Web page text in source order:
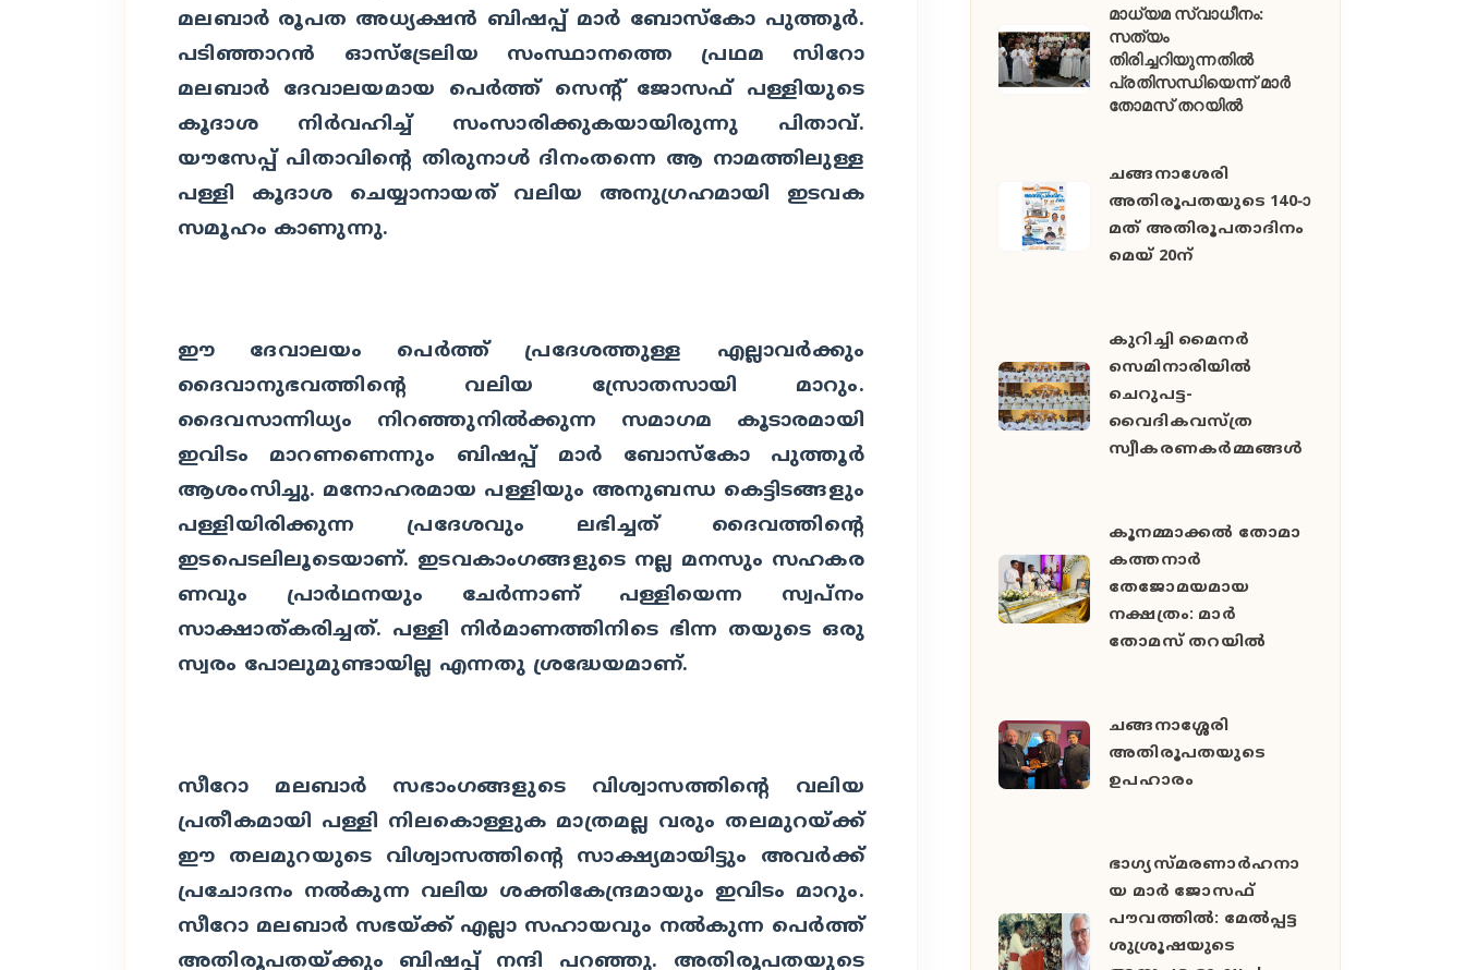
മലബാര്‍ രൂപത അധ്യക്ഷന്‍ ബിഷപ്പ് മാര്‍ ബോസ്‌കോ പുത്തൂര്‍.
പടിഞ്ഞാറന്‍ ഓസ്‌ട്രേലിയ സംസ്ഥാനത്തെ പ്രഥമ സിറോ
മലബാര്‍ ദേവാലയമായ പെര്‍ത്ത് സെന്റ് ജോസഫ് പള്ളിയുടെ
കൂദാശ നിര്‍വഹിച്ച് സംസാരിക്കുകയായിരുന്നു പിതാവ്.
യൗസേപ്പ് പിതാവിന്റെ തിരുനാള്‍ ദിനംതന്നെ ആ നാമത്തിലുള്ള
പള്ളി കൂദാശ ചെയ്യാനായത് വലിയ അനുഗ്രഹമായി ഇടവക
സമൂഹം കാണുന്നു.
ഈ ദേവാലയം പെര്‍ത്ത് പ്രദേശത്തുള്ള എല്ലാവര്‍ക്കും
ദൈവാനുഭവത്തിന്റെ വലിയ സ്രോതസായി മാറും.
ദൈവസാന്നിധ്യം നിറഞ്ഞുനില്‍ക്കുന്ന സമാഗമ കൂടാരമായി
ഇവിടം മാറണണെന്നും ബിഷപ്പ് മാര്‍ ബോസ്‌കോ പുത്തൂര്‍
ആശംസിച്ചു. മനോഹരമായ പള്ളിയും അനുബന്ധ കെട്ടിടങ്ങളും
പള്ളിയിരിക്കുന്ന പ്രദേശവും ലഭിച്ചത് ദൈവത്തിന്റെ
ഇടപെടലിലൂടെയാണ്. ഇടവകാംഗങ്ങളുടെ നല്ല മനസും സഹകര
ണവും പ്രാര്‍ഥനയും ചേര്‍ന്നാണ് പള്ളിയെന്ന സ്വപ്‌നം
സാക്ഷാത്കരിച്ചത്. പള്ളി നിര്‍മാണത്തിനിടെ ഭിന്ന തയുടെ ഒരു
സ്വരം പോലുമുണ്ടായില്ല എന്നതു ശ്രദ്ധേയമാണ്.
സീറോ മലബാര്‍ സഭാംഗങ്ങളുടെ വിശ്വാസത്തിന്റെ വലിയ
പ്രതീകമായി പള്ളി നിലകൊള്ളുക മാത്രമല്ല വരും തലമുറയ്ക്ക്
ഈ തലമുറയുടെ വിശ്വാസത്തിന്റെ സാക്ഷ്യമായിട്ടും അവര്‍ക്ക്
പ്രചോദനം നല്‍കുന്ന വലിയ ശക്തികേന്ദ്രമായും ഇവിടം മാറും.
സീറോ മലബാര്‍ സഭയ്ക്ക് എല്ലാ സഹായവും നല്‍കുന്ന പെര്‍ത്ത്
അതിരൂപതയ്ക്കും ബിഷപ്പ് നന്ദി പറഞ്ഞു. അതിരൂപതയുടെ
മാധ്യമ സ്വാധീനം:
സത്യം
തിരിച്ചറിയുന്നതിൽ
പ്രതിസന്ധിയെന്ന് മാർ
തോമസ് തറയിൽ
ചങ്ങനാശേരി
അതിരൂപതയുടെ 140-ാ
മത് അതിരൂപതാദിനം
മെയ് 20ന്
കുറിച്ചി മൈനർ
സെമിനാരിയിൽ
ചെറുപട്ട-
വൈദികവസ്ത്ര
സ്വീകരണകർമ്മങ്ങൾ
കൂനമ്മാക്കൽ തോമാ
കത്തനാർ
തേജോമയമായ
നക്ഷത്രം: മാർ
തോമസ് തറയിൽ
ചങ്ങനാശ്ശേരി
അതിരൂപതയുടെ
ഉപഹാരം
ഭാഗ്യസ്മരണാർഹനാ
യ മാർ ജോസഫ്
പൗവത്തിൽ: മേൽപ്പട്ട
ശുശ്രൂഷയുടെ